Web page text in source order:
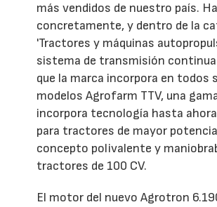
más vendidos de nuestro país.
concretamente, y dentro de la
'Tractores y máquinas
sistema de transmisión
que la marca incorpora en todos
modelos Agrofarm TTV, una
incorpora tecnología hasta
para tractores de mayor
concepto polivalente y
tractores de 100 CV.
El motor del nuevo Agrotron